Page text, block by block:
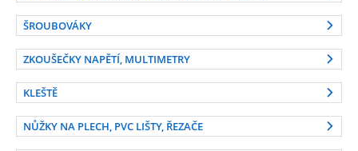
ŠROUBOVÁKY
ZKOUŠEČKY NAPĚTÍ, MULTIMETRY
KLEŠTĚ
NŮŽKY NA PLECH, PVC LIŠTY, ŘEZAČE